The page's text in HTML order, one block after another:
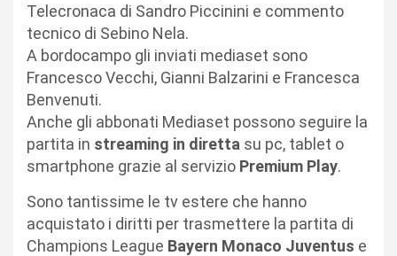
Telecronaca di Sandro Piccinini e commento
tecnico di Sebino Nela.
A bordocampo gli inviati mediaset sono
Francesco Vecchi, Gianni Balzarini e Francesca
Benvenuti.
Anche gli abbonati Mediaset possono seguire la
partita in streaming in diretta su pc, tablet o
smartphone grazie al servizio Premium Play.
Sono tantissime le tv estere che hanno
acquistato i diritti per trasmettere la partita di
Champions League Bayern Monaco Juventus e